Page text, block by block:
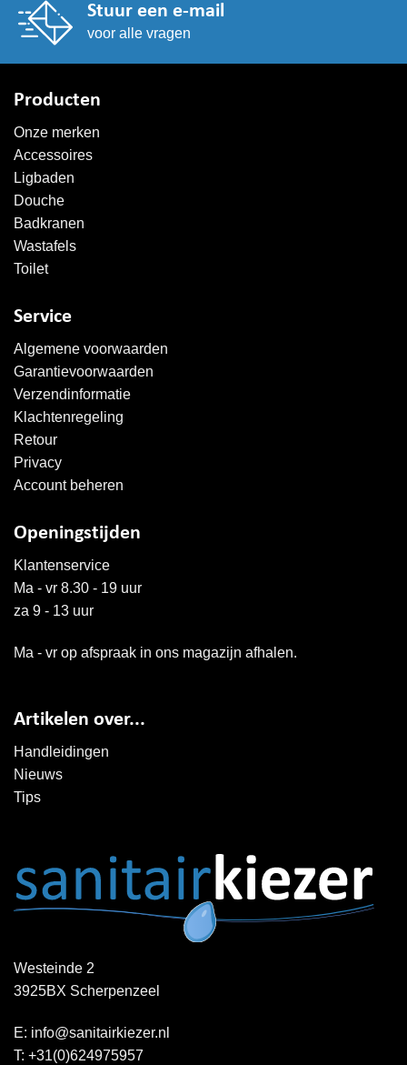
Stuur een e-mail
voor alle vragen
Producten
Onze merken
Accessoires
Ligbaden
Douche
Badkranen
Wastafels
Toilet
Service
Algemene voorwaarden
Garantievoorwaarden
Verzendinformatie
Klachtenregeling
Retour
Privacy
Account beheren
Openingstijden
Klantenservice
Ma - vr 8.30 - 19 uur
za 9 - 13 uur
Ma - vr op afspraak in ons magazijn afhalen.
Artikelen over...
Handleidingen
Nieuws
Tips
Westeinde 2
3925BX Scherpenzeel
E: info@sanitairkiezer.nl
T: +31(0)624975957